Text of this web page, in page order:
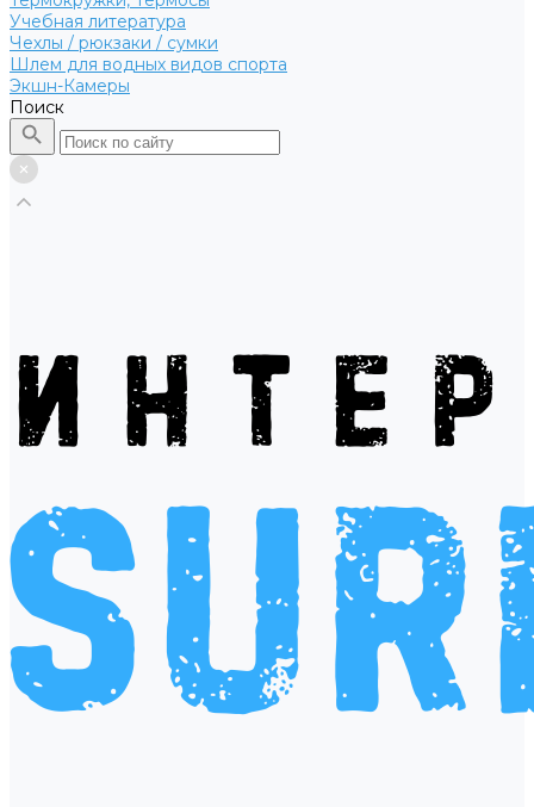
Учебная литература
Чехлы / рюкзаки / сумки
Шлем для водных видов спорта
Экшн-Камеры
Поиск